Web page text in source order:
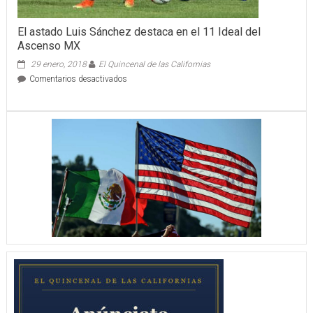
El astado Luis Sánchez destaca en el 11 Ideal del
Ascenso MX
29 enero, 2018
El Quincenal de las Californias
Comentarios desactivadosen
Sánchez
destaca
11
Ideal
del
Ascenso
MX